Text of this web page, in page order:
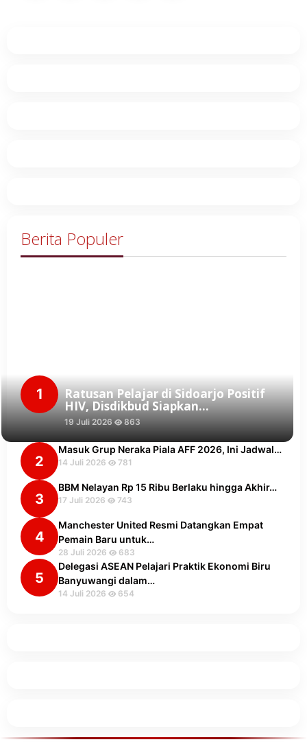
Berita Populer
1 Ratusan Pelajar di Sidoarjo Positif
HIV, Disdikbud Siapkan…
19 Juli 2026 863
2
Masuk Grup Neraka Piala AFF 2026, Ini Jadwal…
14 Juli 2026 781
3
BBM Nelayan Rp 15 Ribu Berlaku hingga Akhir…
17 Juli 2026 743
4
Manchester United Resmi Datangkan Empat
Pemain Baru untuk…
28 Juli 2026 683
5
Delegasi ASEAN Pelajari Praktik Ekonomi Biru
Banyuwangi dalam…
14 Juli 2026 654